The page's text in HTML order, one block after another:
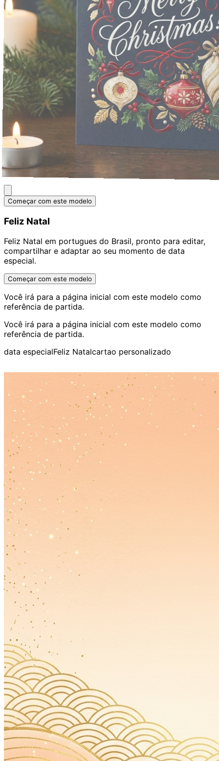
Começar com este modelo
Feliz Natal
Feliz Natal em portugues do Brasil, pronto para editar,
compartilhar e adaptar ao seu momento de data
especial.
Começar com este modelo
Você irá para a página inicial com este modelo como
referência de partida.
Você irá para a página inicial com este modelo como
referência de partida.
data especialFeliz Natalcartao personalizado